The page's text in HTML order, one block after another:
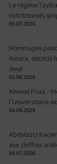
Le régime
nutritionnels
09.07.2026
Hommages
Amara, décédé
deuil
03.08.2026
Ahmed Friaa -
l’Universitaire
04.08.2026
Abdelaziz
aux chiffres
09.07.2026